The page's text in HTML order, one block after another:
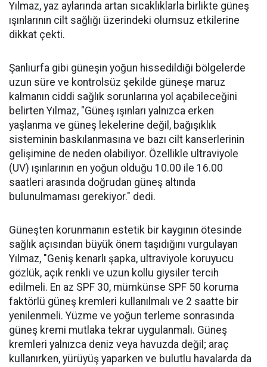
Yılmaz, yaz aylarında artan sıcaklıklarla birlikte güneş
ışınlarının cilt sağlığı üzerindeki olumsuz etkilerine
dikkat çekti.
Şanlıurfa gibi güneşin yoğun hissedildiği bölgelerde
uzun süre ve kontrolsüz şekilde güneşe maruz
kalmanın ciddi sağlık sorunlarına yol açabileceğini
belirten Yılmaz, "Güneş ışınları yalnızca erken
yaşlanma ve güneş lekelerine değil, bağışıklık
sisteminin baskılanmasına ve bazı cilt kanserlerinin
gelişimine de neden olabiliyor. Özellikle ultraviyole
(UV) ışınlarının en yoğun olduğu 10.00 ile 16.00
saatleri arasında doğrudan güneş altında
bulunulmaması gerekiyor." dedi.
Güneşten korunmanın estetik bir kaygının ötesinde
sağlık açısından büyük önem taşıdığını vurgulayan
Yılmaz, "Geniş kenarlı şapka, ultraviyole koruyucu
gözlük, açık renkli ve uzun kollu giysiler tercih
edilmeli. En az SPF 30, mümkünse SPF 50 koruma
faktörlü güneş kremleri kullanılmalı ve 2 saatte bir
yenilenmeli. Yüzme ve yoğun terleme sonrasında
güneş kremi mutlaka tekrar uygulanmalı. Güneş
kremleri yalnızca deniz veya havuzda değil; araç
kullanırken, yürüyüş yaparken ve bulutlu havalarda da